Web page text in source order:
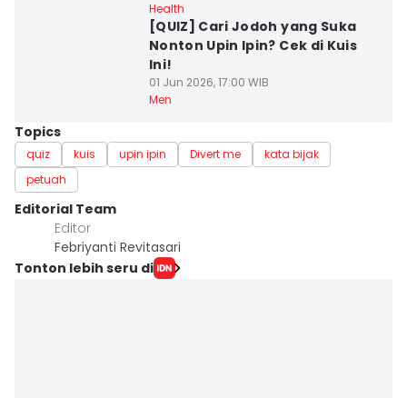
Health
[QUIZ] Cari Jodoh yang Suka
Nonton Upin Ipin? Cek di Kuis
Ini!
01 Jun 2026, 17:00 WIB
Men
Topics
quiz kuis upin ipin Divert me
kata bijak
petuah
Editorial Team
Editor
Febriyanti Revitasari
Tonton lebih seru di